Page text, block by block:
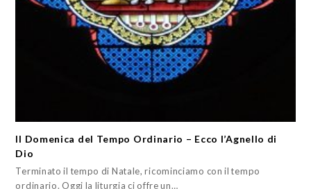
II Domenica del Tempo Ordinario – Ecco l’Agnello di
Dio
Terminato il tempo di Natale, ricominciamo con il tempo
ordinario. Oggi la liturgia ci offre un…